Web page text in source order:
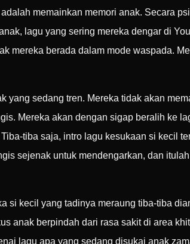
memainkan memori anak. Secara
lagu yang sering mereka dengar di
mereka berada dalam mode waspada.
yang sedang tren. Mereka tidak akan
Mereka akan dengan sigap beralih ke
tiba saja, intro lagu kesukaan si kecil
sejenak untuk mendengarkan, dan
si kecil yang tadinya meraung tiba-tiba
anak berpindah dari rasa sakit di area
lagu apa yang sedang disukai anak